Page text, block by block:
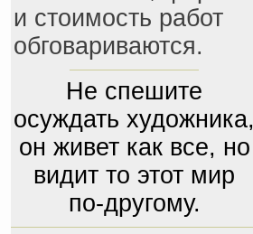
и стоимость работ
обговариваются.
Не спешите
осуждать художника,
он живет как все, но
видит то этот мир
по-другому.